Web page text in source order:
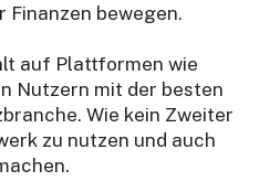
Finanzen bewegen.
auf Plattformen wie
Nutzern mit der besten
Wie kein Zweiter
zu nutzen und auch